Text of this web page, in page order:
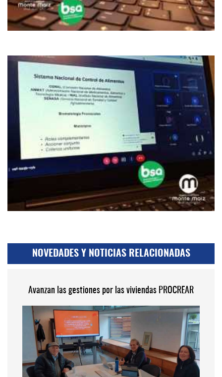
NOVEDADES Y NOTICIAS RELACIONADAS
Avanzan las gestiones por las viviendas PROCREAR